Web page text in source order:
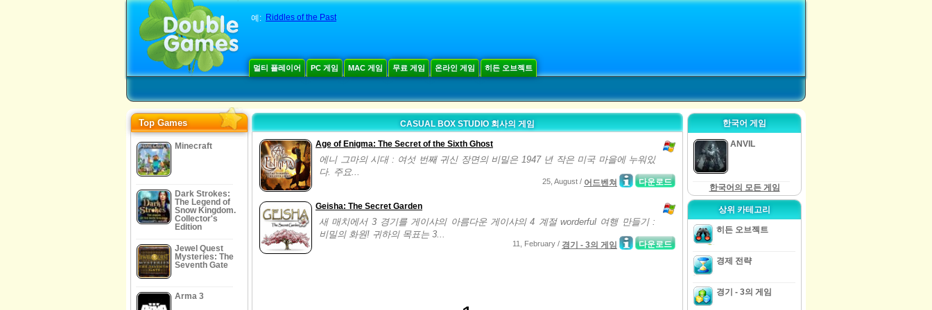
예: Riddles of the Past
멀티 플레이어 PC 게임 MAC 게임 무료 게임 온라인 게임 히든 오브젝트
Top Games
Minecraft
Dark Strokes:
The Legend of
Snow Kingdom.
Collector's
Edition
Jewel Quest
Mysteries: The
Seventh Gate
Arma 3
CASUAL BOX STUDIO 회사의 게임
Age of Enigma: The Secret of the Sixth Ghost
에니 그마의 시대 : 여섯 번째 귀신 장면의 비밀은 1947 년 작은 미국 마을에 누워있
다. 주요...
다운로드
25, August / 어드벤쳐
Geisha: The Secret Garden
새 매치에서 3 경기를 게이샤의 아름다운 게이샤의 4 계절 worderful 여행 만들기 :
비밀의 화원! 귀하의 목표는 3...
다운로드
11, February / 경기 - 3의 게임
한국어 게임
ANVIL
한국어의 모든 게임
상위 카테고리
히든 오브젝트
경제 전략
경기 - 3의 게임